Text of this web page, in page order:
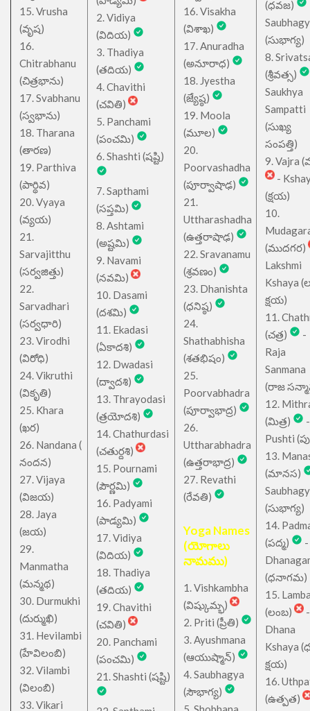
15. Vrusha
(వృష)
16.
Chitrabhanu
(చిత్రభాను)
17. Svabhanu
(స్వభాను)
18. Tharana
(తారణ)
19. Parthiva
(పార్థివ)
20. Vyaya
(వ్యయ)
21.
Sarvajitthu
(సర్వజిత్తు)
22.
Sarvadhari
(సర్వధారి)
23. Virodhi
(విరోధి)
24. Vikruthi
(వికృతి)
25. Khara
(ఖర)
26. Nandana (
నందన)
27. Vijaya
(విజయ)
28. Jaya
(జయ)
29.
Manmatha
(మన్మథ)
30. Durmukhi
(దుర్ముఖి)
31. Hevilambi
(హేవిలంబి)
32. Vilambi
(విలంబి)
33. Vikari
2. Vidiya
(విదియ)
3. Thadiya
(తదియ)
4. Chavithi
(చవితి)
5. Panchami
(పంచమి)
6. Shashti (షష్టి)
7. Sapthami
(సప్తమి)
8. Ashtami
(అష్టమి)
9. Navami
(నవమి)
10. Dasami
(దశమి)
11. Ekadasi
(ఏకాదశి)
12. Dwadasi
(ద్వాదశి)
13. Thrayodasi
(త్రయోదశి)
14. Chathurdasi
(చతుర్దశి)
15. Pournami
(పౌర్ణమి)
16. Padyami
(పాడ్యమి)
17. Vidiya
(విదియ)
18. Thadiya
(తదియ)
19. Chavithi
(చవితి)
20. Panchami
(పంచమి)
21. Shashti (షష్టి)
16. Visakha
(విశాఖ)
17. Anuradha
(అనూరాధ)
18. Jyestha
(జ్యేష్ఠ)
19. Moola
(మూల)
20.
Poorvashadha
(పూర్వాషాఢ)
21.
Uttharashadha
(ఉత్తరాషాఢ)
22. Sravanamu
(శ్రవణం)
23. Dhanishta
(ధనిష్ఠ)
24.
Shathabhisha
(శతభిషం)
25.
Poorvabhadra
(పూర్వాభాద్ర)
26.
Uttharabhadra
(ఉత్తరాభాద్ర)
27. Revathi
(రేవతి)
Yoga Names
(యోగాలు
నామము)
1. Vishkambha
(విష్కుమ్భ)
2. Priti (ప్రీతి)
3. Ayushmana
(ఆయుష్మాన్)
4. Saubhagya
(సౌభాగ్య)
(ధవజ)
(సుభాగ్య)
8.
(శ్రీవత్స)
Saukhya
Sampatti
(సుఖ్య
సంపత్తి)
9. Vajra
-
(క్షయ)
10.
(ముదగర)
Lakshmi
Kshaya
క్షయ)
11.
(చత్ర)
-
Raja
Sanmana
(రాజ
12.
(మిత్ర)
-
Pushti
13.
(మానస)
(సుభాగ్య)
14.
(పద్మ)
-
(ధనాగమ)
15.
(లంబ)
-
Dhana
Kshaya
క్షయ)
16.
(ఉత్పత)